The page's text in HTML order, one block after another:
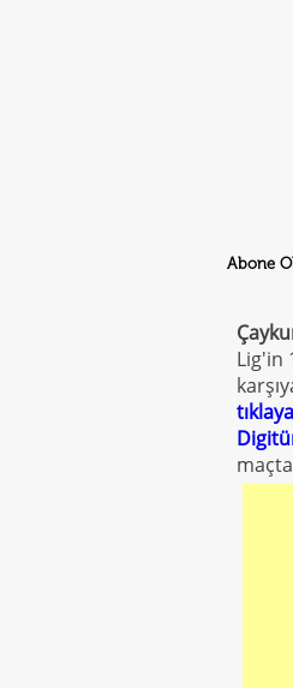
Abone
Lig'in